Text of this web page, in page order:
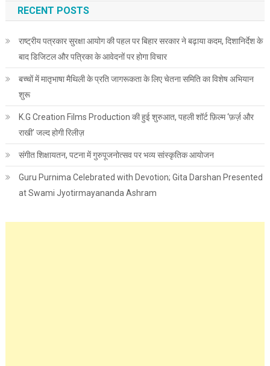
RECENT POSTS
राष्ट्रीय पत्रकार सुरक्षा आयोग की पहल पर बिहार सरकार ने बढ़ाया कदम, दिशानिर्देश के
बाद डिजिटल और पत्रिका के आवेदनों पर होगा विचार
बच्चों में मातृभाषा मैथिली के प्रति जागरूकता के लिए चेतना समिति का विशेष अभियान
शुरू
K.G Creation Films Production की हुई शुरुआत, पहली शॉर्ट फ़िल्म ‘फ़र्ज़ और
राखी’ जल्द होगी रिलीज़
संगीत शिक्षायतन, पटना में गुरुपूजनोत्सव पर भव्य सांस्कृतिक आयोजन
Guru Purnima Celebrated with Devotion; Gita Darshan Presented
at Swami Jyotirmayananda Ashram